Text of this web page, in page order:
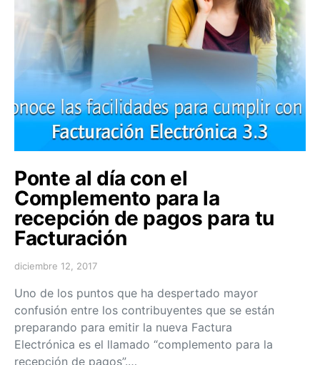
Ponte al día con el
Complemento para la
recepción de pagos para tu
Facturación
diciembre 12, 2017
Uno de los puntos que ha despertado mayor
confusión entre los contribuyentes que se están
preparando para emitir la nueva Factura
Electrónica es el llamado “complemento para la
recepción de pagos”.…